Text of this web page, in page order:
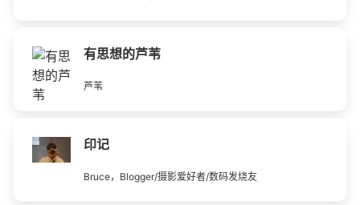
有思想的芦苇
芦苇
印记
Bruce，Blogger/摄影爱好者/数码发烧友